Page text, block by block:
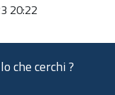
20:22
che cerchi ?